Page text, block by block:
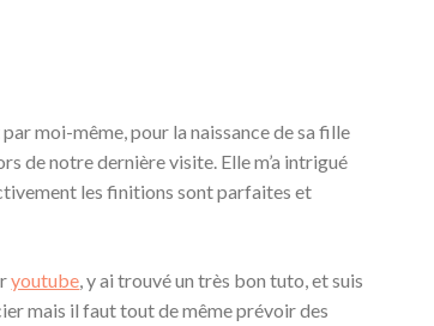
moi-même, pour la naissance de sa fille
de notre dernière visite. Elle m’a intrigué
les finitions sont parfaites et
youtube , y ai trouvé un très bon tuto, et suis
mais il faut tout de même prévoir des